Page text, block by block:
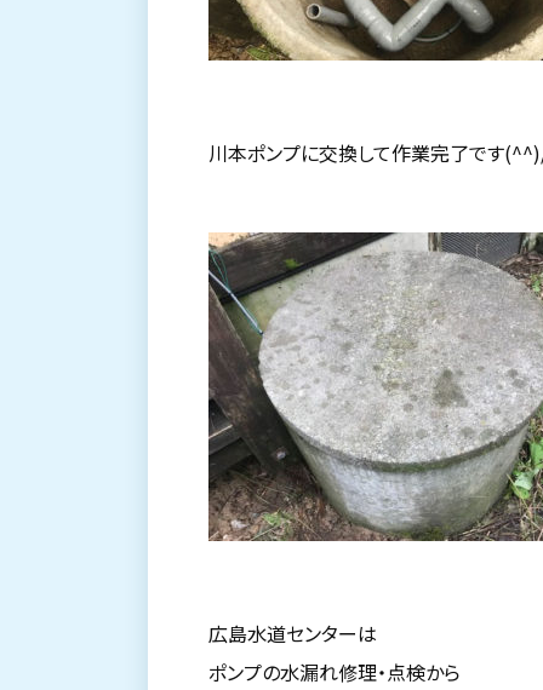
川本ポンプに交換して作業完了です
広島水道センターは
ポンプの水漏れ修理・点検から